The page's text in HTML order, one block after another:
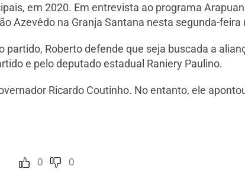
em 2020. Em entrevista ao programa
Azevêdo na Granja Santana nesta segunda-feira
Roberto defende que seja buscada a
e pelo deputado estadual Raniery Paulino.
Ricardo Coutinho. No entanto, ele
0 0